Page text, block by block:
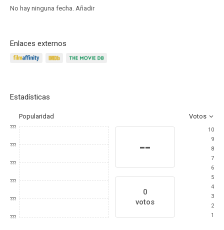
No hay ninguna fecha. Añadir
Enlaces externos
Estadísticas
Popularidad Votos
???
???
???
???
???
???
--
0
votos
10
9
8
7
6
5
4
3
2
1